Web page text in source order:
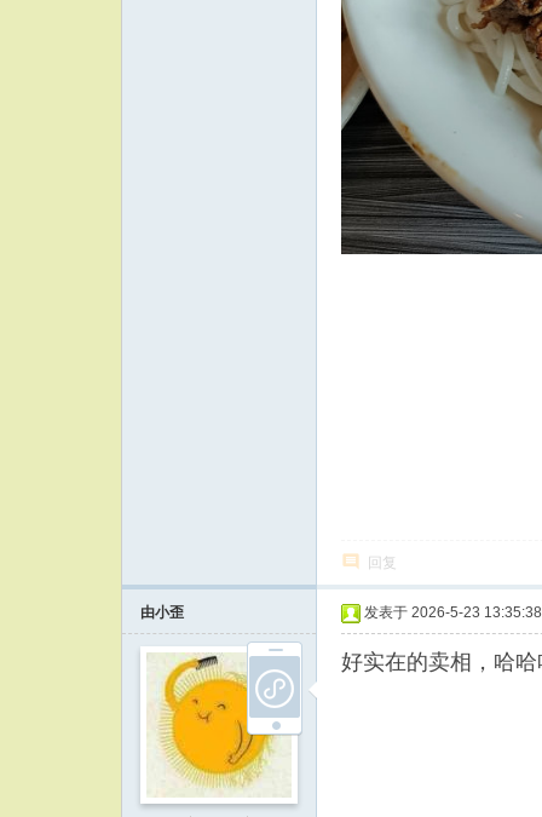
回复
由小歪 发表于 2026-5-23 13:35:38
好实在的卖相，哈